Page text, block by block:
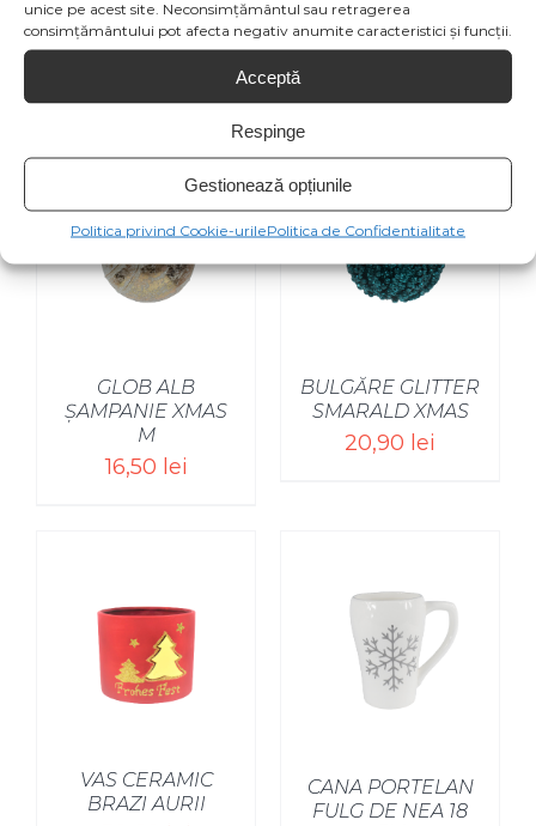
unice pe acest site. Neconsimțământul sau retragerea
consimțământului pot afecta negativ anumite caracteristici și funcții.
Acceptă
Respinge
Gestionează opțiunile
Politica privind Cookie-urilePolitica de Confidentialitate
Produse similare
GLOB ALB
ȘAMPANIE XMAS
M
16,50 lei
BULGĂRE GLITTER
SMARALD XMAS
20,90 lei
VAS CERAMIC
BRAZI AURII
SELECT OPTIONS
/
CANA PORTELAN
FULG DE NEA 18